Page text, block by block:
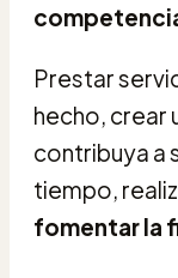
Prestar
hecho, crear
contribuya a
tiempo,
fomentar la